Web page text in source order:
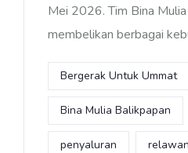
Mei 2026. Tim Bina
membelikan berbagai
Bergerak Untuk Ummat
Bina Mulia Balikpapan
penyaluran relawan